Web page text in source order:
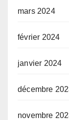
mars 2024
février 2024
janvier 2024
décembre
novembre